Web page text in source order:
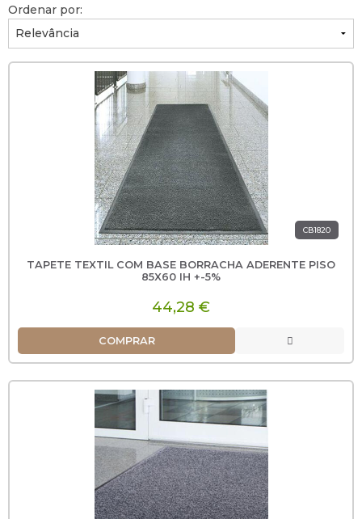
Ordenar por:
CB1820
TAPETE TEXTIL COM BASE BORRACHA ADERENTE PISO
85X60 IH +-5%
44,28 €
COMPRAR